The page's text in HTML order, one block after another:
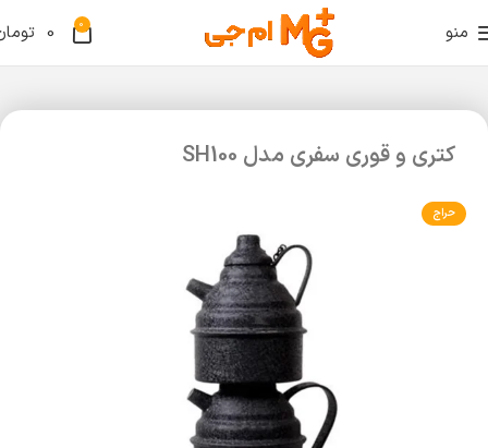
منو 0
0
کتری و قوری سفری مدل SH100
حراج